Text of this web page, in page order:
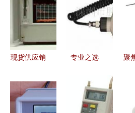
现货供应销
手网络分析
仪8753E，
专业之选
装VC63B测
震仪，品质
聚
海
化